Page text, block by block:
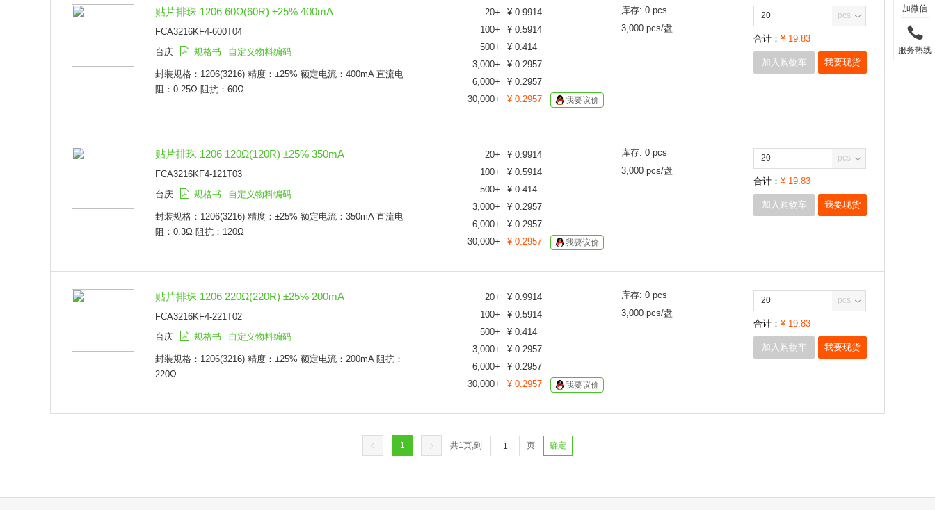
贴片排珠 1206 60Ω(60R) ±25% 400mA
FCA3216KF4-600T04
台庆
规格书 自定义物料编码
封装规格：1206(3216) 精度：±25% 额定电流：400mA 直流电
阻：0.25Ω 阻抗：60Ω
20+ ¥ 0.9914
100+ ¥ 0.5914
500+ ¥ 0.414
3,000+ ¥ 0.2957
6,000+ ¥ 0.2957
30,000+ ¥ 0.2957 我要议价
库存: 0 pcs
3,000 pcs/盘
pcs
合计： ¥ 19.83
加入购物车 我要现货
贴片排珠 1206 120Ω(120R) ±25% 350mA
FCA3216KF4-121T03
台庆
规格书 自定义物料编码
封装规格：1206(3216) 精度：±25% 额定电流：350mA 直流电
阻：0.3Ω 阻抗：120Ω
20+ ¥ 0.9914
100+ ¥ 0.5914
500+ ¥ 0.414
3,000+ ¥ 0.2957
6,000+ ¥ 0.2957
30,000+ ¥ 0.2957 我要议价
库存: 0 pcs
3,000 pcs/盘
pcs
合计： ¥ 19.83
加入购物车 我要现货
贴片排珠 1206 220Ω(220R) ±25% 200mA
FCA3216KF4-221T02
台庆
规格书 自定义物料编码
封装规格：1206(3216) 精度：±25% 额定电流：200mA 阻抗：
220Ω
20+ ¥ 0.9914
100+ ¥ 0.5914
500+ ¥ 0.414
3,000+ ¥ 0.2957
6,000+ ¥ 0.2957
30,000+ ¥ 0.2957 我要议价
库存: 0 pcs
3,000 pcs/盘
pcs
合计： ¥ 19.83
加入购物车 我要现货
1 共1页,到 页 确定
加微信
服务热线